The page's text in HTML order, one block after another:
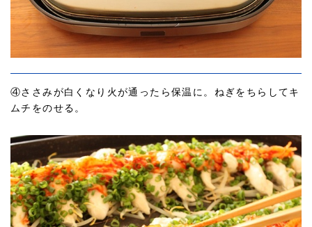
④ささみが白くなり火が通ったら保温に。ねぎをちらしてキ
ムチをのせる。